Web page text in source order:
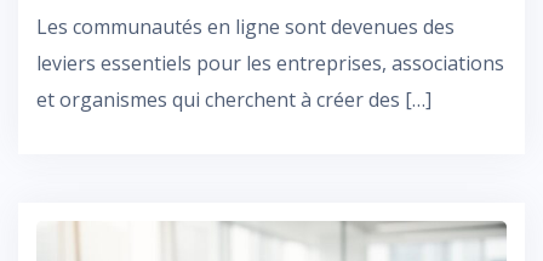
Les communautés en ligne sont devenues des
leviers essentiels pour les entreprises, associations
et organismes qui cherchent à créer des […]